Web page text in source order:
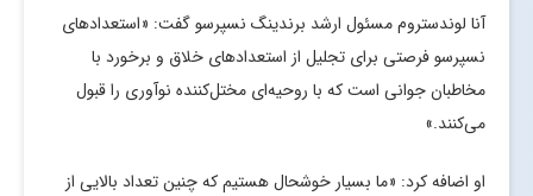
آنا لوندستروم مسئول ارشد برندینگ نسپرسو گفت: «استعدادهای
نسپرسو فرصتی برای تجلیل از استعدادهای خلاق و برخورد با
مخاطبان جوانی است که با روحیه‌ای مختل‌کننده نوآوری را قبول
می‌کنند.»
او اضافه کرد: «ما بسیار خوشحال هستیم که چنین تعداد بالایی از